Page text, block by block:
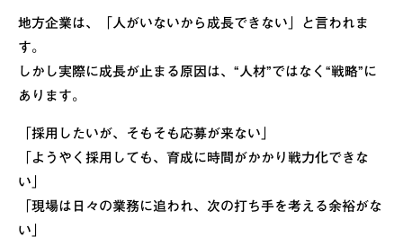
地方企業は、「人がいないから成長できない」と言われま
す。
しかし実際に成長が止まる原因は、“人材”ではなく“戦略”に
あります。
「採用したいが、そもそも応募が来ない」
「ようやく採用しても、育成に時間がかかり戦力化できな
い」
「現場は日々の業務に追われ、次の打ち手を考える余裕がな
い」